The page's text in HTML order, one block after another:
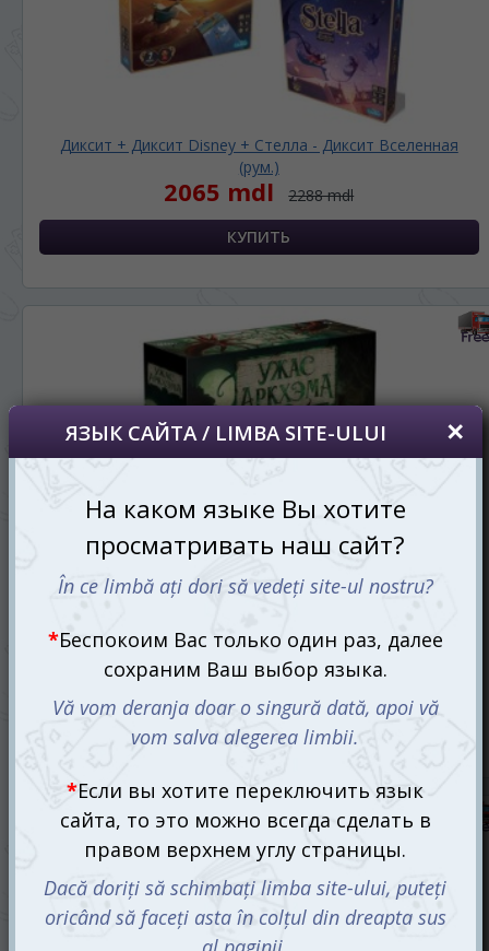
Диксит + Диксит Disney + Стелла - Диксит Вселенная
(рум.)
2065 mdl 2288 mdl
Ужас Аркхэма. Третья редакция (Arkham Horror: 3rd
edition)
2050 mdl